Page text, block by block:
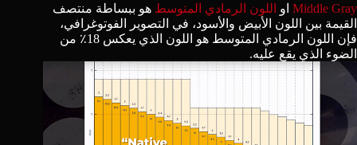
Middle Gray او اللون الرمادي المتوسط هو ببساطة منتصف
القيمة بين اللون الأبيض والأسود، في التصوير الفوتوغرافي،
فإن اللون الرمادي المتوسط
هو اللون الذي يعكس 18٪ من
الضوء الذي يقع عليه.